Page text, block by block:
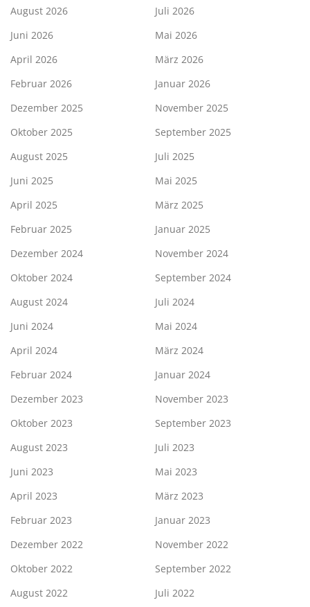
August 2026
Juli 2026
Juni 2026
Mai 2026
April 2026
März 2026
Februar 2026
Januar 2026
Dezember 2025
November 2025
Oktober 2025
September 2025
August 2025
Juli 2025
Juni 2025
Mai 2025
April 2025
März 2025
Februar 2025
Januar 2025
Dezember 2024
November 2024
Oktober 2024
September 2024
August 2024
Juli 2024
Juni 2024
Mai 2024
April 2024
März 2024
Februar 2024
Januar 2024
Dezember 2023
November 2023
Oktober 2023
September 2023
August 2023
Juli 2023
Juni 2023
Mai 2023
April 2023
März 2023
Februar 2023
Januar 2023
Dezember 2022
November 2022
Oktober 2022
September 2022
August 2022
Juli 2022